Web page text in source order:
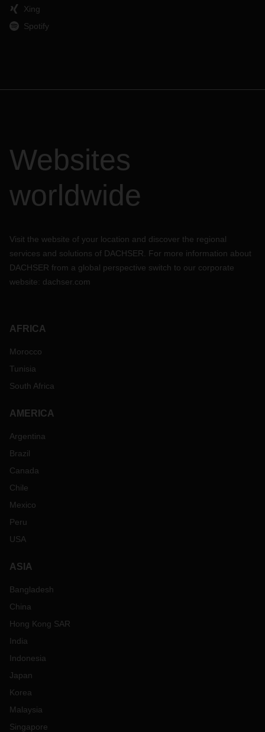
Xing
Spotify
Websites
worldwide
Visit the website of your location and discover the regional
services and solutions of DACHSER. For more information about
DACHSER from a global perspective switch to our corporate
website: dachser.com
AFRICA
Morocco
Tunisia
South Africa
AMERICA
Argentina
Brazil
Canada
Chile
Mexico
Peru
USA
ASIA
Bangladesh
China
Hong Kong SAR
India
Indonesia
Japan
Korea
Malaysia
Singapore